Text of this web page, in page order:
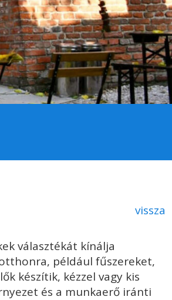
vissza
választékát kínálja
például fűszereket,
készítik, kézzel vagy kis
és a munkaerő iránti